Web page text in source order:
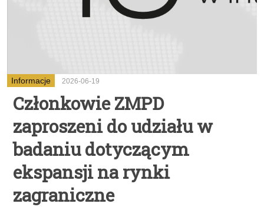
Informacje 2026-06-19
Członkowie ZMPD
zaproszeni do udziału w
badaniu dotyczącym
ekspansji na rynki
zagraniczne